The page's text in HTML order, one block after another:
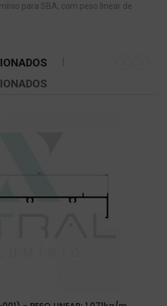
para SBA, com peso linear de